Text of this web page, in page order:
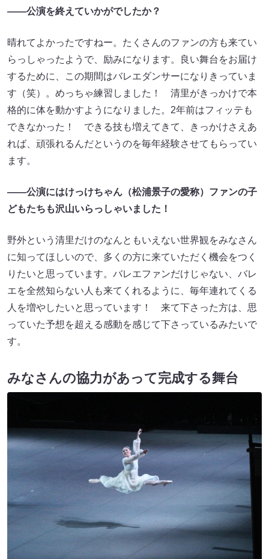
――公演を終えていかがでしたか？
晴れてよかったですねー。たくさんのファンの方も来てい
らっしゃったようで、励みになります。良い舞台をお届け
するために、この期間はバレエダンサーになりきっていま
す（笑）。めっちゃ練習しました！ 清里がきっかけで本
格的に体を動かすようになりました。2年前はフィッテも
できなかった！ できる技も増えてきて、きっかけさえあ
れば、頑張れるんだというのを毎年経験させてもらってい
ます。
――公演にはけっけちゃん（松浦景子の愛称）ファンの子
どもたちも沢山いらっしゃいました！
野外という清里だけのなんともいえない世界観をみなさん
に知ってほしいので、多くの方に来ていただく機会をつく
りたいと思っています。バレエファンだけじゃない、バレ
エを全然知らない人も来てくれるように、毎年連れてくる
人を増やしたいと思っています！ 来て下さった方は、思
っていた予想を超える感動を感じて下さっているみたいで
す。
みなさんの協力があって完成する舞台